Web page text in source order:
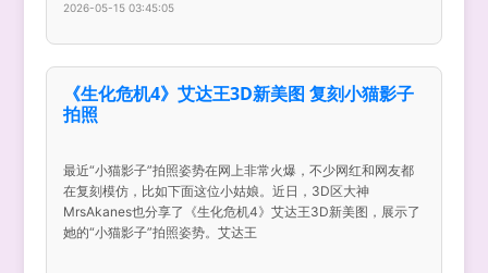
2026-05-15 03:45:05
《生化危机4》艾达王3D新美图 复刻小猫影子
拍照
最近“小猫影子”拍照姿势在网上非常火爆，不少网红和网友都
在复刻模仿，比如下面这位小姑娘。近日，3D区大神
MrsAkanes也分享了《生化危机4》艾达王3D新美图，展示了
她的“小猫影子”拍照姿势。艾达王